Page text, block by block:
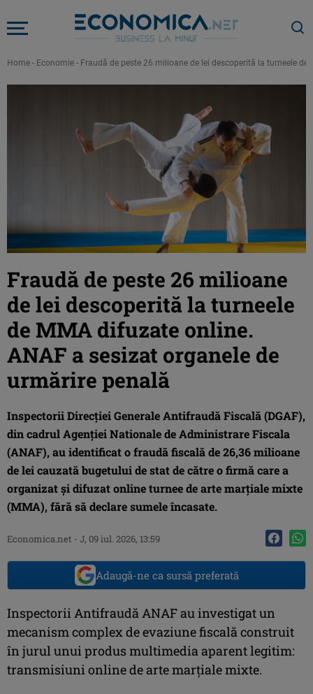
Home - Economie - Fraudă de peste 26 milioane de lei descoperită la turneele
Fraudă de peste 26 milioane
de lei descoperită la turneele
de MMA difuzate online.
ANAF a sesizat organele de
urmărire penală
Inspectorii Direcției Generale Antifraudă Fiscală (DGAF),
din cadrul Agenției Nationale de Administrare Fiscala
(ANAF), au identificat o fraudă fiscală de 26,36 milioane
de lei cauzată bugetului de stat de către o firmă care a
organizat și difuzat online turnee de arte marțiale mixte
(MMA), fără să declare sumele încasate.
Economica.net - J, 09 iul. 2026, 13:59
Adaugă-ne ca sursă preferată
Inspectorii Antifraudă ANAF au investigat un
mecanism complex de evaziune fiscală construit
în jurul unui produs multimedia aparent legitim:
transmisiuni online de arte marțiale mixte.